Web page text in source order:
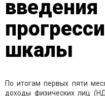
введения
шкалы
По итогам первых пяти
доходы физических лиц